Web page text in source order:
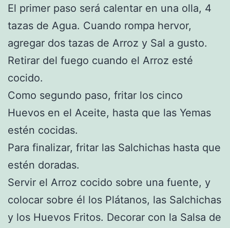
El primer paso será calentar en una olla, 4
tazas de Agua. Cuando rompa hervor,
agregar dos tazas de Arroz y Sal a gusto.
Retirar del fuego cuando el Arroz esté
cocido.
Como segundo paso, fritar los cinco
Huevos en el Aceite, hasta que las Yemas
estén cocidas.
Para finalizar, fritar las Salchichas hasta que
estén doradas.
Servir el Arroz cocido sobre una fuente, y
colocar sobre él los Plátanos, las Salchichas
y los Huevos Fritos. Decorar con la Salsa de